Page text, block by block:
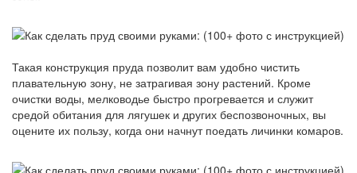
Такая конструкция пруда позволит вам удобно чистить
плавательную зону, не затрагивая зону растений. Кроме
очистки воды, мелководье быстро прогревается и служит
средой обитания для лягушек и других беспозвоночных, вы
оцените их пользу, когда они начнут поедать личинки комаров.